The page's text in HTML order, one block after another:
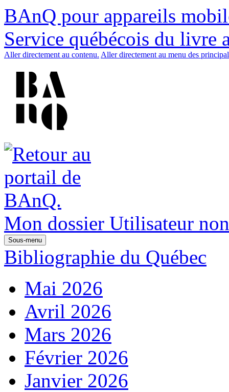
BAnQ pour appareils
Service québécois du livre
Aller directement au contenu. Aller directement au menu des
Mon dossier Utilisateur
Sous-menu
Bibliographie du Québec
Mai 2026
Avril 2026
Mars 2026
Février 2026
Janvier 2026